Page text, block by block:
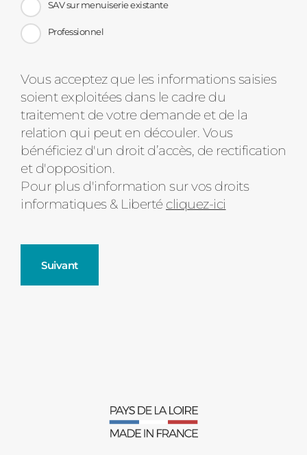
SAV sur menuiserie existante
Professionnel
Message
d'état
Vous acceptez que les informations saisies
soient exploitées dans le cadre du
traitement de votre demande et de la
relation qui peut en découler. Vous
bénéficiez d'un droit d’accès, de rectification
et d'opposition.
Pour plus d'information sur vos droits
informatiques & Liberté cliquez-ici
Suivant
Verrière intérieures